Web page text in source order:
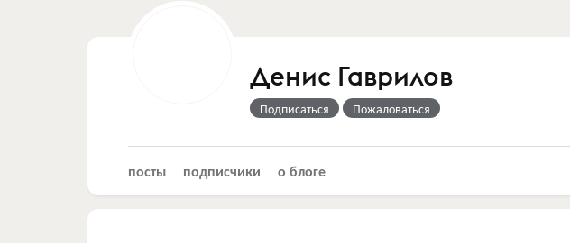
Денис Гаврилов
Подписаться Пожаловаться
посты подписчики о блоге